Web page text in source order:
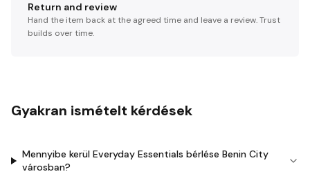
Return and review
Hand the item back at the agreed time and leave a review. Trust
builds over time.
Gyakran ismételt kérdések
Mennyibe kerül Everyday Essentials bérlése Benin City
városban?